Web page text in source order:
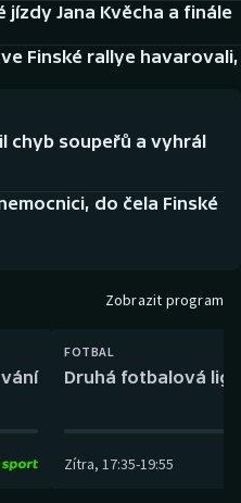
jízdy Jana Kvěcha a finále
Finské rallye havarovali,
chyb soupeřů a vyhrál
do čela Finské
Zobrazit program
FOTBAL
Druhá fotbalová
Zítra, 17:35-19:55